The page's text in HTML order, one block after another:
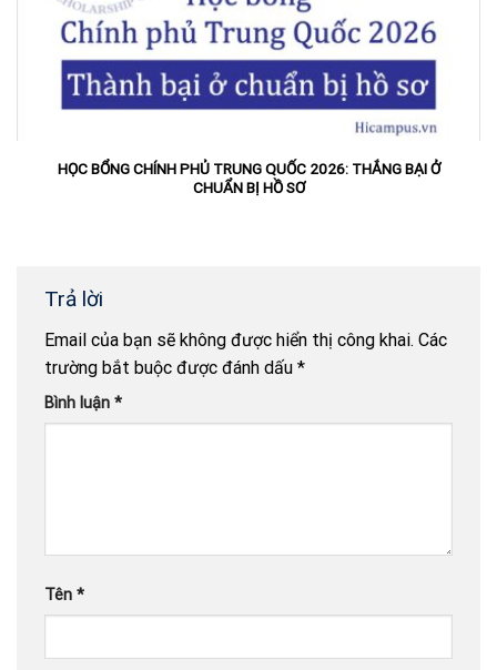
HỌC BỔNG CHÍNH PHỦ TRUNG QUỐC 2026: THẮNG BẠI Ở
CHUẨN BỊ HỒ SƠ
Trả lời
Email của bạn sẽ không được hiển thị công khai. Các
trường bắt buộc được đánh dấu *
Bình luận *
Tên *